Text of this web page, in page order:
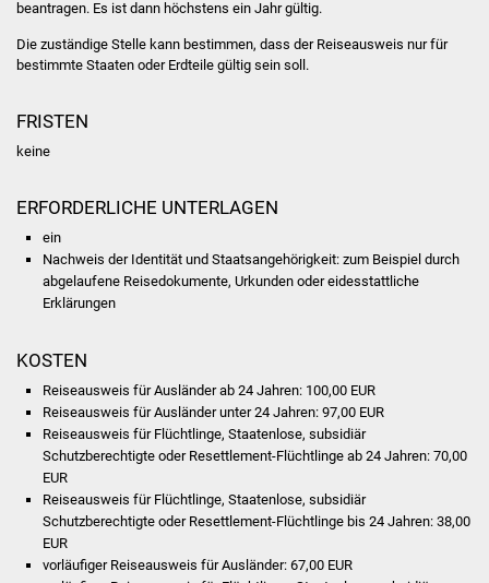
Veranstaltungen
Stadtfest
Hallenbad
Stadtbücherei
Bürgerhaus
Kulturhalle
Vereine und Parteien
Selbsteintrag Vereine
beantragen. Es ist dann höchstens ein Jahr gültig.
Die zuständige Stelle kann bestimmen, dass der Reiseausweis nur für
bestimmte Staaten oder Erdteile gültig sein soll.
FRISTEN
keine
ERFORDERLICHE UNTERLAGEN
ein
Nachweis der Identität und Staatsangehörigkeit: zum Beispiel durch
abgelaufene Reisedokumente, Urkunden oder eidesstattliche
Erklärungen
KOSTEN
Reiseausweis für Ausländer ab 24 Jahren: 100,00 EUR
Reiseausweis für Ausländer unter 24 Jahren: 97,00 EUR
Reiseausweis für Flüchtlinge, Staatenlose, subsidiär
Schutzberechtigte oder Resettlement-Flüchtlinge ab 24 Jahren: 70,00
EUR
Reiseausweis für Flüchtlinge, Staatenlose, subsidiär
Schutzberechtigte oder Resettlement-Flüchtlinge bis 24 Jahren: 38,00
EUR
vorläufiger Reiseausweis für Ausländer: 67,00 EUR